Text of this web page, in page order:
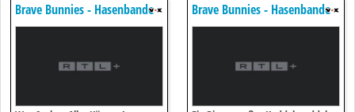
Brave Bunnies - Hasenbande
Unterwegs
Brave Bunnies - Hasenbande
Unterwegs